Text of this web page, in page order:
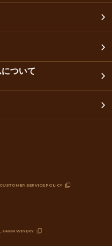
ついて
CUSTOMER SERVICE POLICY
FARM WINERY